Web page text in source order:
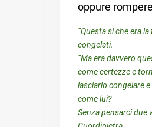
oppure
“Questa sì che era
congelati.
“Ma era davvero
come certezze e
lasciarlo congelare
come lui?
Senza pensarci due